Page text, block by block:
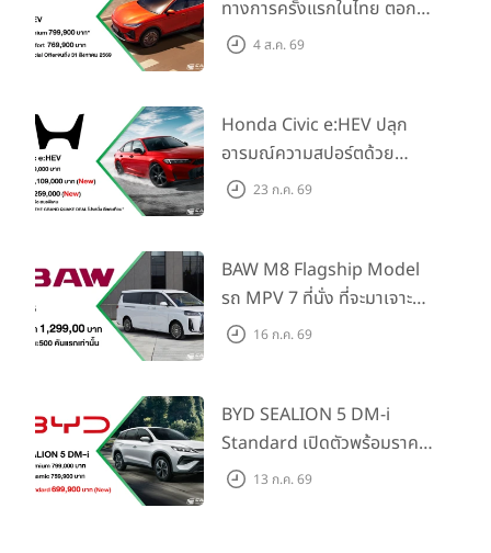
ทางการครั้งแรกในไทย ตอกย้ำ
วิสัยทัศน์ “Drive Your
4 ส.ค. 69
Honda Civic e:HEV ปลุก
อารมณ์ความสปอร์ตด้วย
Honda S+ Shift ครั้งแรกใน
Traffic Monitor เพียงจอง
ภายใน 31 ก.ค. 2569 รับบัตร
น้ำมันมูลค่า 10,000 บาท
23 ก.ค. 69
BAW M8 Flagship Model
รถ MPV 7 ที่นั่ง ที่จะมาเจาะ
ตลาดครอบครัวและองค์กรยุค
แรก)
16 ก.ค. 69
BYD SEALION 5 DM-i
Standard เปิดตัวพร้อมราคา
คาดการณ์ 699,900 บาท รุ่น
13 ก.ค. 69